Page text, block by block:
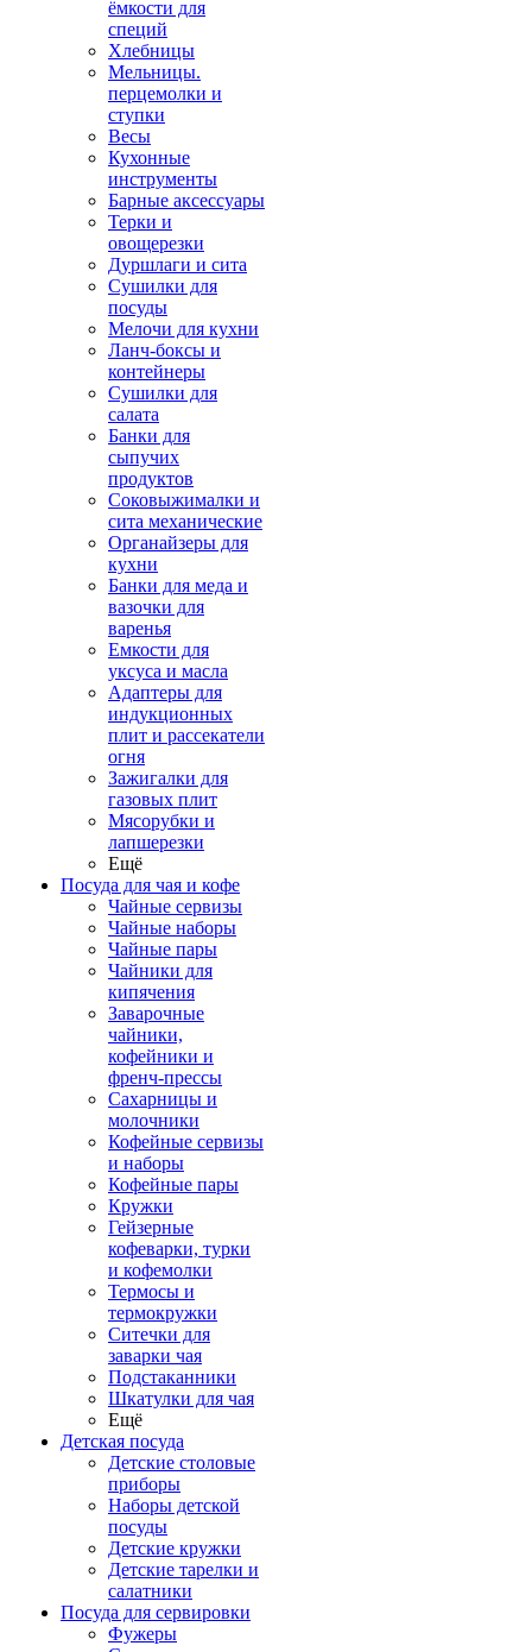
ёмкости для
специй
Хлебницы
Мельницы.
перцемолки и
ступки
Весы
Кухонные
инструменты
Барные аксессуары
Терки и
овощерезки
Дуршлаги и сита
Сушилки для
посуды
Мелочи для кухни
Ланч-боксы и
контейнеры
Сушилки для
салата
Банки для
сыпучих
продуктов
Соковыжималки и
сита механические
Органайзеры для
кухни
Банки для меда и
вазочки для
варенья
Емкости для
уксуса и масла
Адаптеры для
индукционных
плит и рассекатели
огня
Зажигалки для
газовых плит
Мясорубки и
лапшерезки
Ещё
Посуда для чая и кофе
Чайные сервизы
Чайные наборы
Чайные пары
Чайники для
кипячения
Заварочные
чайники,
кофейники и
френч-прессы
Сахарницы и
молочники
Кофейные сервизы
и наборы
Кофейные пары
Кружки
Гейзерные
кофеварки, турки
и кофемолки
Термосы и
термокружки
Ситечки для
заварки чая
Подстаканники
Шкатулки для чая
Ещё
Детская посуда
Детские столовые
приборы
Наборы детской
посуды
Детские кружки
Детские тарелки и
салатники
Посуда для сервировки
Фужеры